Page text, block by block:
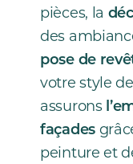
pièces, la
des
pose de
votre style
assurons
façades
peinture et